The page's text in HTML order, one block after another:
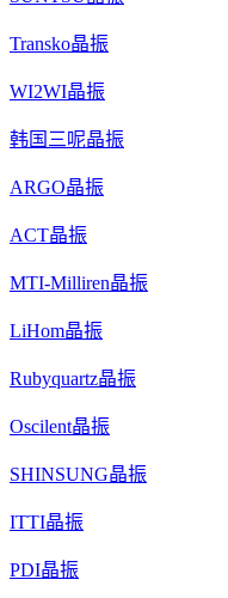
Transko晶振
WI2WI晶振
韩国三呢晶振
ARGO晶振
ACT晶振
MTI-Milliren晶振
LiHom晶振
Rubyquartz晶振
Oscilent晶振
SHINSUNG晶振
ITTI晶振
PDI晶振